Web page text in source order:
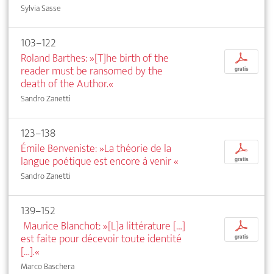
Sylvia Sasse
103–122
Roland Barthes: »[T]he birth of the
reader must be ransomed by the
death of the Author.«
Sandro Zanetti
p
gratis
123–138
Émile Benveniste: »La théorie de la
langue poétique est encore à venir«
Sandro Zanetti
p
gratis
139–152
Maurice Blanchot: »[L]a littérature […]
est faite pour décevoir toute identité
[…].«
Marco Baschera
p
gratis